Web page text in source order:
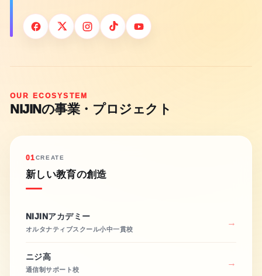
OUR ECOSYSTEM
NIJINの事業・プロジェクト
01CREATE
新しい教育の創造
NIJINアカデミー
オルタナティブスクール小中一貫校
ニジ高
通信制サポート校